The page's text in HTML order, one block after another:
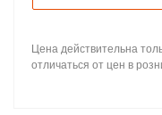
Цена действительна
отличаться от цен в